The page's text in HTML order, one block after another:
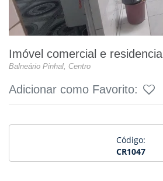
Imóvel comercial e residencial
Balneário Pinhal, Centro
Adicionar como Favorito:
Código:
CR1047